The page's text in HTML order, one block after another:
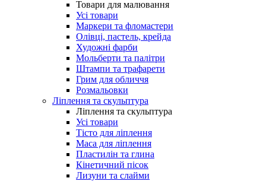
Товари для малювання
Усі товари
Маркери та фломастери
Олівці, пастель, крейда
Художні фарби
Мольберти та палітри
Штампи та трафарети
Грим для обличчя
Розмальовки
Ліплення та скульптура
Ліплення та скульптура
Усі товари
Тісто для ліплення
Маса для ліплення
Пластилін та глина
Кінетичний пісок
Лизуни та слайми